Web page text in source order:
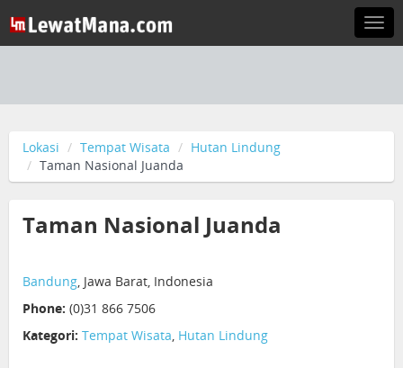
Lokasi Tempat Wisata
Hutan Lindung
Taman Nasional Juanda
Taman Nasional Juanda
Bandung, Jawa Barat, Indonesia
Phone: (0)31 866 7506
Kategori: Tempat Wisata, Hutan Lindung